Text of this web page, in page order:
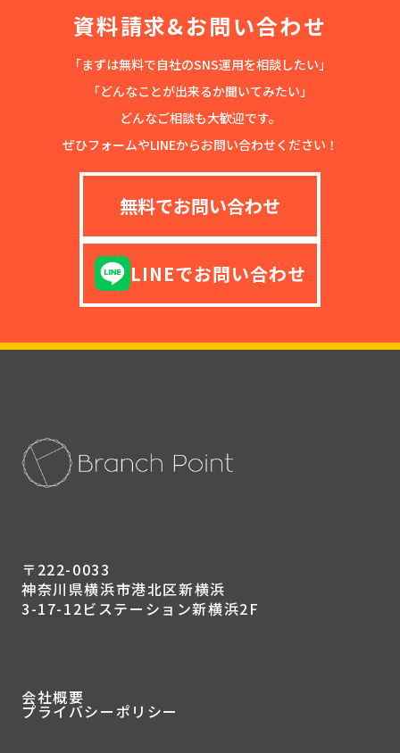
資料請求&お問い合わせ
「まずは無料で自社のSNS運用を相談したい」
「どんなことが出来るか聞いてみたい」
どんなご相談も大歓迎です。
ぜひフォームやLINEからお問い合わせください！
無料でお問い合わせ
LINEでお問い合わせ
〒222-0033
神奈川県横浜市港北区新横浜
3-17-12ビステーション新横浜2F
会社概要
プライバシーポリシー